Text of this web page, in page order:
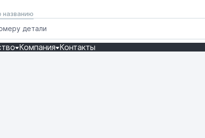
названию
Компания Контакты